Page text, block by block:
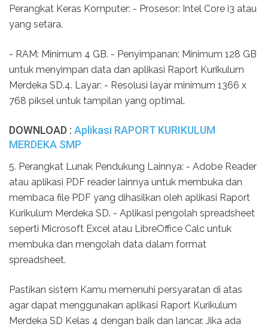
Perangkat Keras Komputer: - Prosesor: Intel Core i3 atau
yang setara.
- RAM: Minimum 4 GB. - Penyimpanan: Minimum 128 GB
untuk menyimpan data dan aplikasi Raport Kurikulum
Merdeka SD.4. Layar: - Resolusi layar minimum 1366 x
768 piksel untuk tampilan yang optimal.
DOWNLOAD : Aplikasi RAPORT KURIKULUM
MERDEKA SMP
5. Perangkat Lunak Pendukung Lainnya: - Adobe Reader
atau aplikasi PDF reader lainnya untuk membuka dan
membaca file PDF yang dihasilkan oleh aplikasi Raport
Kurikulum Merdeka SD. - Aplikasi pengolah spreadsheet
seperti Microsoft Excel atau LibreOffice Calc untuk
membuka dan mengolah data dalam format
spreadsheet.
Pastikan sistem Kamu memenuhi persyaratan di atas
agar dapat menggunakan aplikasi Raport Kurikulum
Merdeka SD Kelas 4 dengan baik dan lancar. Jika ada